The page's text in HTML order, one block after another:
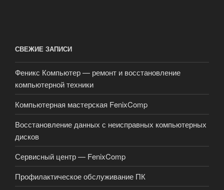
СВЕЖИЕ ЗАПИСИ
Феникс Компьютер — ремонт и восстановление
компьютерной техники
Компьютерная мастерская FenixComp
Восстановление данных с неисправных компьютерных
дисков
Сервисный центр — FenixComp
Профилактическое обслуживание ПК